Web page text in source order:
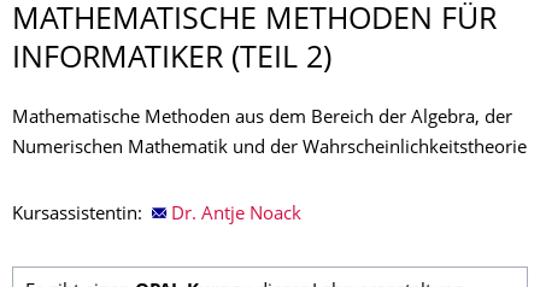
MATHEMATISCHE METHODEN FÜR
INFORMATIKER (TEIL 2)
Mathematische Methoden aus dem Bereich der Algebra, der
Numerischen Mathematik und der Wahrscheinlichkeitstheorie
Kursassistentin: Dr. Antje Noack